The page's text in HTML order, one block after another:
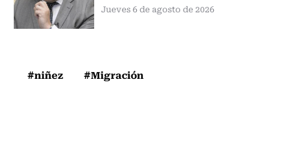
Jueves 6 de agosto de 2026
#niñez #Migración